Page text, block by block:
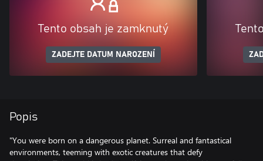
Tento obsah je zamknutý
ZADEJTE DATUM NAROZENÍ
Popis
"You were born on a dangerous planet. Surreal and fantastical
environments, teeming with exotic creatures that defy